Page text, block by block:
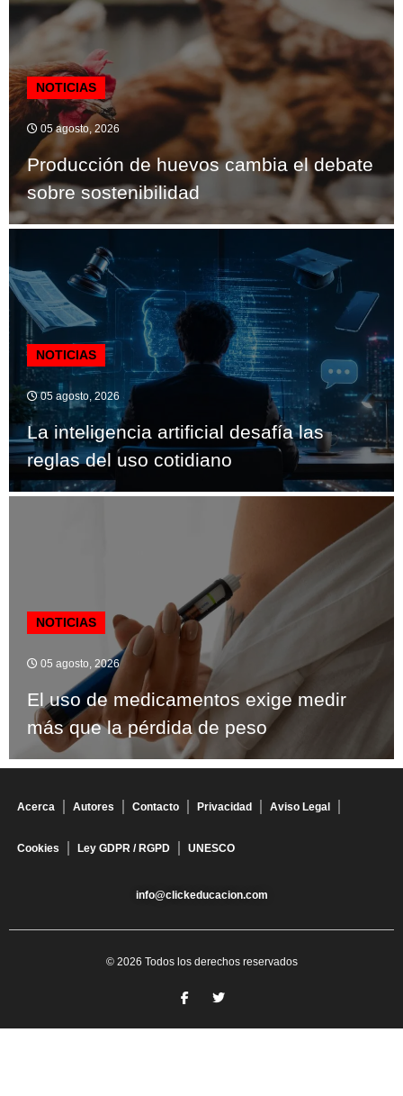
NOTICIAS
05 agosto, 2026
Producción de huevos cambia el debate
sobre sostenibilidad
NOTICIAS
05 agosto, 2026
La inteligencia artificial desafía las
reglas del uso cotidiano
NOTICIAS
05 agosto, 2026
El uso de medicamentos exige medir
más que la pérdida de peso
Acerca Autores Contacto Privacidad Aviso Legal
Cookies Ley GDPR / RGPD UNESCO
info@clickeducacion.com
© 2026 Todos los derechos reservados